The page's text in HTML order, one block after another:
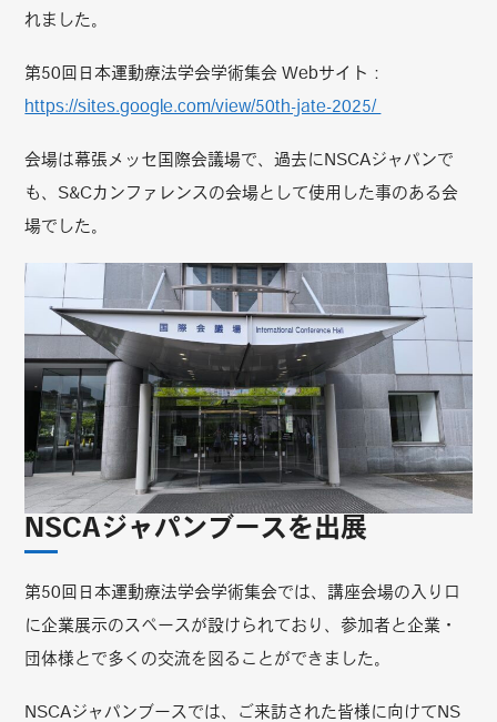
れました。
第50回日本運動療法学会学術集会 Webサイト：
https://sites.google.com/view/50th-jate-2025/
会場は幕張メッセ国際会議場で、過去にNSCAジャパンで
も、S&Cカンファレンスの会場として使用した事のある会
場でした。
NSCAジャパンブースを出展
第50回日本運動療法学会学術集会では、講座会場の入り口
に企業展示のスペースが設けられており、参加者と企業・
団体様とで多くの交流を図ることができました。
NSCAジャパンブースでは、ご来訪された皆様に向けてNS